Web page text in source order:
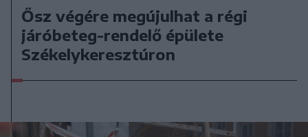
Ősz végére megújulhat a régi
járóbeteg-rendelő épülete
Székelykeresztúron